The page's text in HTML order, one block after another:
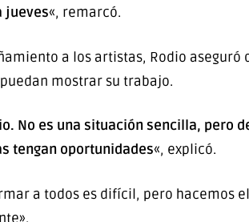
jueves«, remarcó.
a los artistas, Rodio aseguró
mostrar su trabajo.
No es una situación sencilla, pero
tengan oportunidades«, explicó.
a todos es difícil, pero hacemos